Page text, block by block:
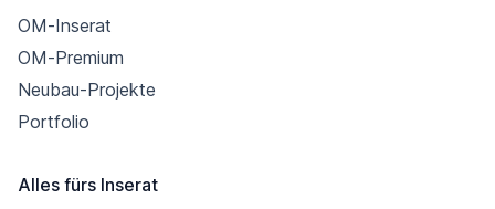
OM-Inserat
OM-Premium
Neubau-Projekte
Portfolio
Alles fürs Inserat